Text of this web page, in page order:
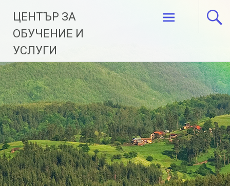
content
ЦЕНТЪР ЗА
ОБУЧЕНИЕ И
УСЛУГИ